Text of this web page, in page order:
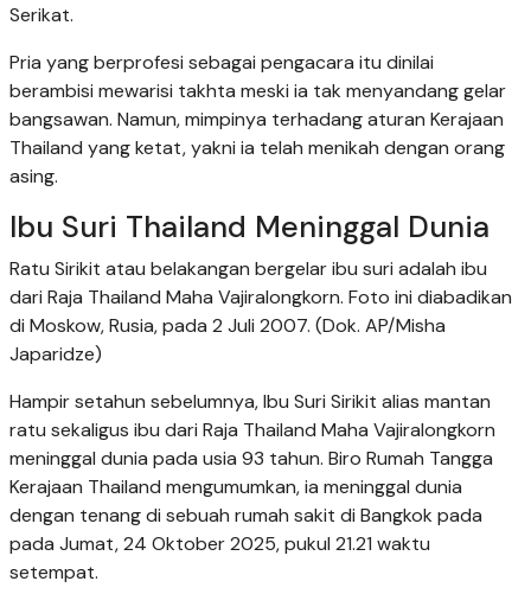
Serikat.
Pria yang berprofesi sebagai pengacara itu dinilai
berambisi mewarisi takhta meski ia tak menyandang gelar
bangsawan. Namun, mimpinya terhadang aturan Kerajaan
Thailand yang ketat, yakni ia telah menikah dengan orang
asing.
Ibu Suri Thailand Meninggal Dunia
Ratu Sirikit atau belakangan bergelar ibu suri adalah ibu
dari Raja Thailand Maha Vajiralongkorn. Foto ini diabadikan
di Moskow, Rusia, pada 2 Juli 2007. (Dok. AP/Misha
Japaridze)
Hampir setahun sebelumnya, Ibu Suri Sirikit alias mantan
ratu sekaligus ibu dari Raja Thailand Maha Vajiralongkorn
meninggal dunia pada usia 93 tahun. Biro Rumah Tangga
Kerajaan Thailand mengumumkan, ia meninggal dunia
dengan tenang di sebuah rumah sakit di Bangkok pada
pada Jumat, 24 Oktober 2025, pukul 21.21 waktu
setempat.